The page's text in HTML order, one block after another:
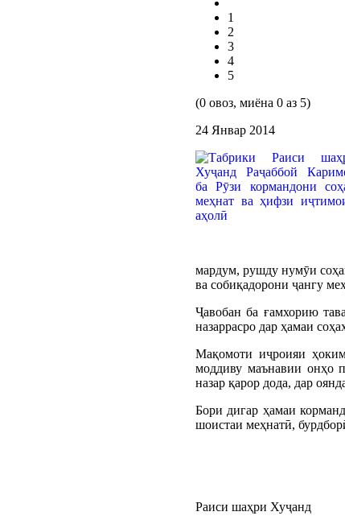
1
2
3
4
5
(0 овоз, миёна 0 аз 5)
24 Январ 2014
мардум, рушду нумӯи
ва собиқадорони ҷангу
Ҷавобан ба ғамхорию
назаррасро дар ҳамаи
Мақомоти иҷроияи
моддиву маънавии онҳо
назар қарор дода, дар
Бори дигар ҳамаи
шоистаи меҳнатӣ,
Раиси